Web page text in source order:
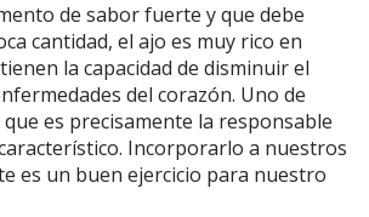
de sabor fuerte y que debe
cantidad, el ajo es muy rico en
la capacidad de disminuir el
del corazón. Uno de
es precisamente la responsable
Incorporarlo a nuestros
es un buen ejercicio para nuestro